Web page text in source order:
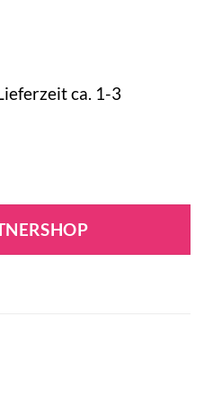
ca. 1-3